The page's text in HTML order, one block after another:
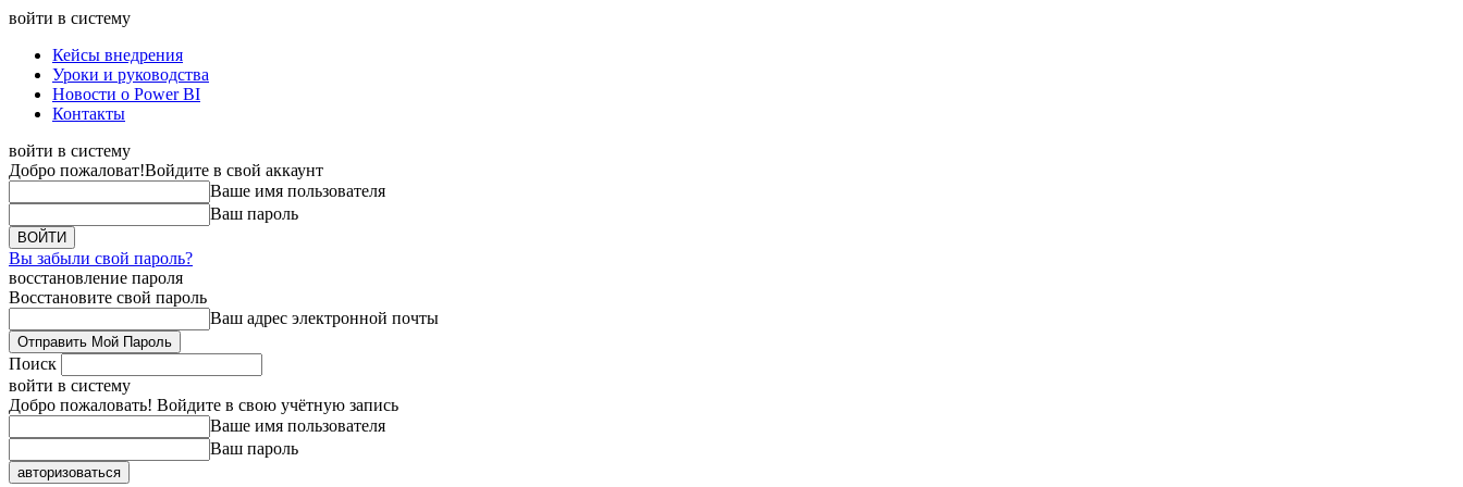
войти в систему
Кейсы внедрения
Уроки и руководства
Новости о Power BI
Контакты
войти в систему
Добро пожаловат!Войдите в свой аккаунт
Ваше имя пользователя
Ваш пароль
Вы забыли свой пароль?
восстановление пароля
Восстановите свой пароль
Ваш адрес электронной почты
Поиск
войти в систему
Добро пожаловать! Войдите в свою учётную запись
Ваше имя пользователя
Ваш пароль